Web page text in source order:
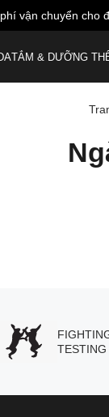
vận chuyển cho
TẮM & DƯỠNG
TESTING